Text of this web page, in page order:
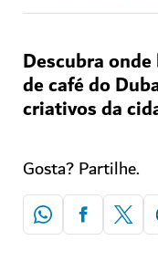
Descubra
de café do
criativos da
Gosta? Partilhe.